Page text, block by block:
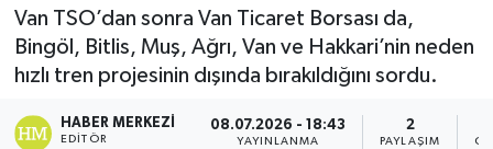
Van TSO’dan sonra Van Ticaret Borsası da,
Bingöl, Bitlis, Muş, Ağrı, Van ve Hakkari’nin neden
hızlı tren projesinin dışında bırakıldığını sordu.
HABER MERKEZI
EDITÖR
08.07.2026 - 18:43
YAYINLANMA
2
PAYLAŞIM
EKONOMİ
Süper Lig Puan Durumu ve Fikstür